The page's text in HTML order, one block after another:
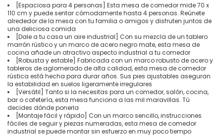
[Espaciosa para 4 personas] Esta mesa de comedor mide 70 x
110 cm y puede sentar cómodamente hasta 4 personas. Reúnete
alrededor de la mesa con tu familia o amigos y disfruten juntos de
una deliciosa comida
[Dale a tu casa un aire industrial] Con su mezcla de un tablero
marrón rústico y un marco de acero negro mate, esta mesa de
cocina añade un atractivo aspecto industrial a tu comedor
[Robusta y estable] Fabricada con un marco robusto de acero y
tableros de aglomerado de alta calidad, esta mesa de comedor
rústica está hecha para durar años. Sus pies ajustables aseguran
la estabilidad en suelos ligeramente irregulares
[Versátil] Tanto si la necesitas para un comedor, salón, cocina,
bar o cafetería, esta mesa funciona a las mil maravillas. Tú
decides dónde ponerla
[Montaje fácil y rápido] Con un marco sencillo, instrucciones
fáciles de seguir y piezas numeradas, esta mesa de comedor
industrial se puede montar sin esfuerzo en muy poco tiempo